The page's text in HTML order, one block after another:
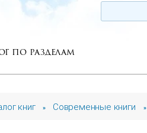
по разделам
книг » Современные книги »